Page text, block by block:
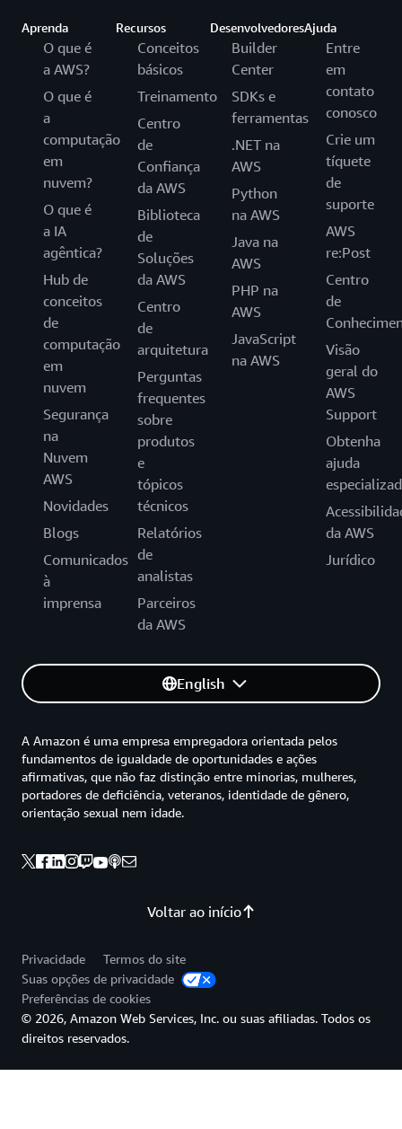
Aprenda
O que é
a AWS?
O que é
a
computação
em
nuvem?
O que é
a IA
agêntica?
Hub de
conceitos
de
computação
em
nuvem
Segurança
na
Nuvem
AWS
Novidades
Blogs
Comunicados
à
imprensa
Recursos
Conceitos
básicos
Treinamento
Centro
de
Confiança
da AWS
Biblioteca
de
Soluções
da AWS
Centro
de
arquitetura
Perguntas
frequentes
sobre
produtos
e
tópicos
técnicos
Relatórios
de
analistas
Parceiros
da AWS
Desenvolvedores
Builder
Center
SDKs e
ferramentas
.NET na
AWS
Python
na AWS
Java na
AWS
PHP na
AWS
JavaScript
na AWS
Ajuda
Entre
em
contato
conosco
Crie um
tíquete
de
suporte
AWS
re:Post
Centro
de
Visão
geral do
AWS
Support
Obtenha
ajuda
da AWS
Jurídico
English
Voltar ao início
A Amazon é uma empresa empregadora orientada pelos
fundamentos de igualdade de oportunidades e ações
afirmativas, que não faz distinção entre minorias, mulheres,
portadores de deficiência, veteranos, identidade de gênero,
orientação sexual nem idade.
Privacidade
Termos do site
Suas opções de privacidade
Preferências de cookies
© 2026, Amazon Web Services, Inc. ou suas afiliadas. Todos os
direitos reservados.